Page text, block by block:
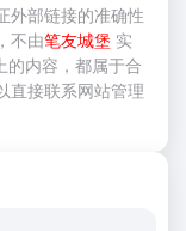
外部链接的准确性
不由笔友城堡 实
的内容，都属于合
直接联系网站管理